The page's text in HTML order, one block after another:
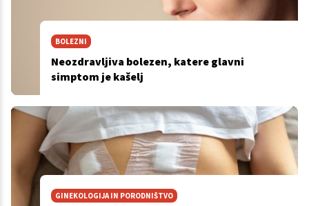
BOLEZNI
Neozdravljiva bolezen, katere glavni
simptom je kašelj
GINEKOLOGIJA IN PORODNIŠTVO